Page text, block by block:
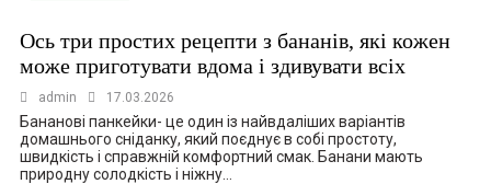
Ось три простих рецепти з бананів, які кожен
може приготувати вдома і здивувати всіх
admin 17.03.2026
Бананові панкейки- це один із найвдаліших варіантів
домашнього сніданку, який поєднує в собі простоту,
швидкість і справжній комфортний смак. Банани мають
природну солодкість і ніжну…